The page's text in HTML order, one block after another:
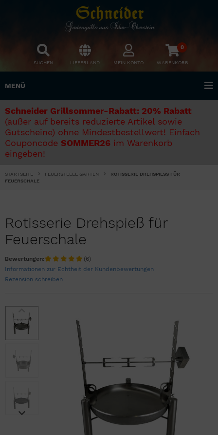
SUCHEN LIEFERLAND MEIN KONTO
0
WARENKORB
MENÜ
Schneider Grillsommer-Rabatt: 20% Rabatt
(außer auf bereits reduzierte Artikel sowie
Gutscheine) ohne Mindestbestellwert! Einfach
Couponcode SOMMER26 im Warenkorb
eingeben!
STARTSEITE FEUERSTELLE GARTEN
ROTISSERIE DREHSPIESS FÜR F
EUERSCHALE
Rotisserie Drehspieß für
Feuerschale
Bewertungen:
(6)
Informationen zur Echtheit der Kundenbewertungen
Rezension schreiben